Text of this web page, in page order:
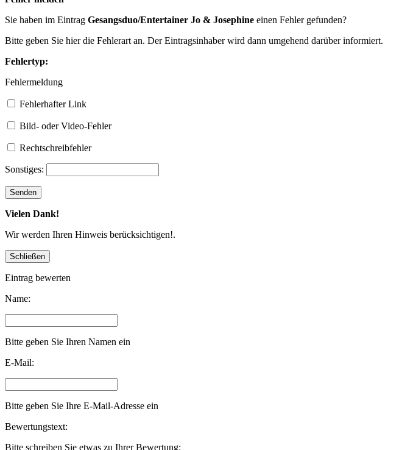
Sie haben im Eintrag Gesangsduo/Entertainer Jo & Josephine einen Fehler gefunden?
Bitte geben Sie hier die Fehlerart an. Der Eintragsinhaber wird dann umgehend darüber informiert.
Fehlertyp:
Fehlermeldung
Fehlerhafter Link
Bild- oder Video-Fehler
Rechtschreibfehler
Sonstiges:
Vielen Dank!
Wir werden Ihren Hinweis berücksichtigen!.
Eintrag bewerten
Name:
Bitte geben Sie Ihren Namen ein
E-Mail:
Bitte geben Sie Ihre E-Mail-Adresse ein
Bewertungstext:
Bitte schreiben Sie etwas zu Ihrer Bewertung: